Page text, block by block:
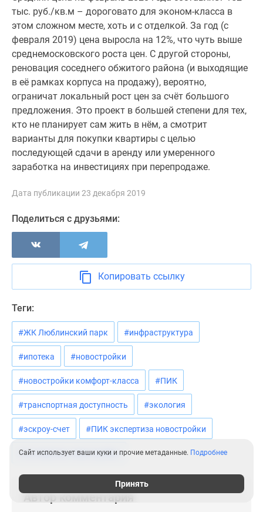
тыс. руб./кв.м – дороговато для эконом-класса в
этом сложном месте, хоть и с отделкой. За год (с
февраля 2019) цена выросла на 12%, что чуть выше
среднемосковского роста цен. С другой стороны,
реновация соседнего обжитого района (и выходящие
в её рамках корпуса на продажу), вероятно,
ограничат локальный рост цен за счёт большого
предложения. Это проект в большей степени для тех,
кто не планирует сам жить в нём, а смотрит
варианты для покупки квартиры с целью
последующей сдачи в аренду или умеренного
заработка на инвестициях при перепродаже.
Дата публикации 23 декабря 2019
Поделиться с друзьями:
Копировать ссылку
Теги:
#ЖК Люблинский парк #инфраструктура
#ипотека #новостройки
#новостройки комфорт-класса #ПИК
#транспортная доступность #экология
#эскроу-счет #ПИК экспертиза новостройки
#экспертиза новостройки
Автор комментария
Сайт использует ваши куки и прочие метаданные. Подробнее
Принять